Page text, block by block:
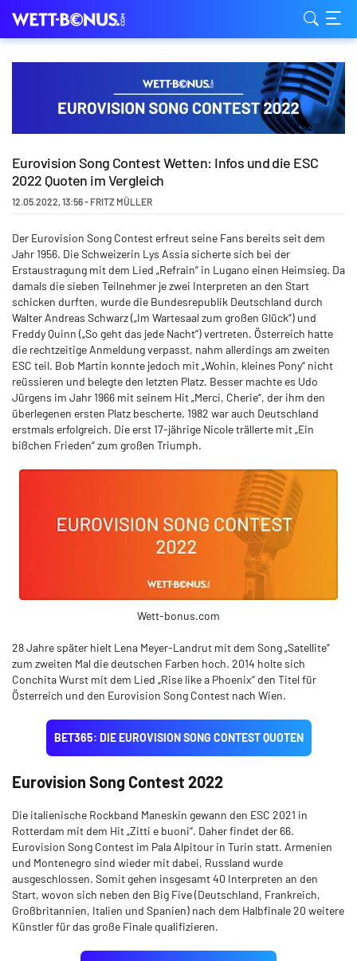
Eurovision Song Contest Wetten: Infos und die ESC
2022 Quoten im Vergleich
12.05.2022,13:56- FRITZ MÜLLER
Der Eurovision Song Contest erfreut seine Fans bereits seit dem
Jahr 1956. Die Schweizerin Lys Assia sicherte sich bei der
Erstaustragung mit dem Lied „Refrain“ in Lugano einen Heimsieg. Da
damals die sieben Teilnehmer je zwei Interpreten an den Start
schicken durften, wurde die Bundesrepublik Deutschland durch
Walter Andreas Schwarz („Im Wartesaal zum großen Glück“) und
Freddy Quinn („So geht das jede Nacht“) vertreten. Österreich hatte
die rechtzeitige Anmeldung verpasst, nahm allerdings am zweiten
ESC teil. Bob Martin konnte jedoch mit „Wohin, kleines Pony“ nicht
reüssieren und belegte den letzten Platz. Besser machte es Udo
Jürgens im Jahr 1966 mit seinem Hit „Merci, Cherie“, der ihm den
überlegenen ersten Platz bescherte. 1982 war auch Deutschland
erstmals erfolgreich. Die erst 17-jährige Nicole trällerte mit „Ein
bißchen Frieden“ zum großen Triumph.
Wett-bonus.com
28 Jahre später hielt Lena Meyer-Landrut mit dem Song „Satellite“
zum zweiten Mal die deutschen Farben hoch. 2014 holte sich
Conchita Wurst mit dem Lied „Rise like a Phoenix“ den Titel für
Österreich und den Eurovision Song Contest nach Wien.
BET365: DIE EUROVISION SONG CONTEST QUOTEN
Eurovision Song Contest 2022
Die italienische Rockband Maneskin gewann den ESC 2021 in
Rotterdam mit dem Hit „Zitti e buoni“. Daher findet der 66.
Eurovision Song Contest im Pala Alpitour in Turin statt. Armenien
und Montenegro sind wieder mit dabei, Russland wurde
ausgeschlossen. Somit gehen insgesamt 40 Interpreten an den
Start, wovon sich neben den Big Five (Deutschland, Frankreich,
Großbritannien, Italien und Spanien) nach dem Halbfinale 20 weitere
Künstler für das große Finale qualifizieren.